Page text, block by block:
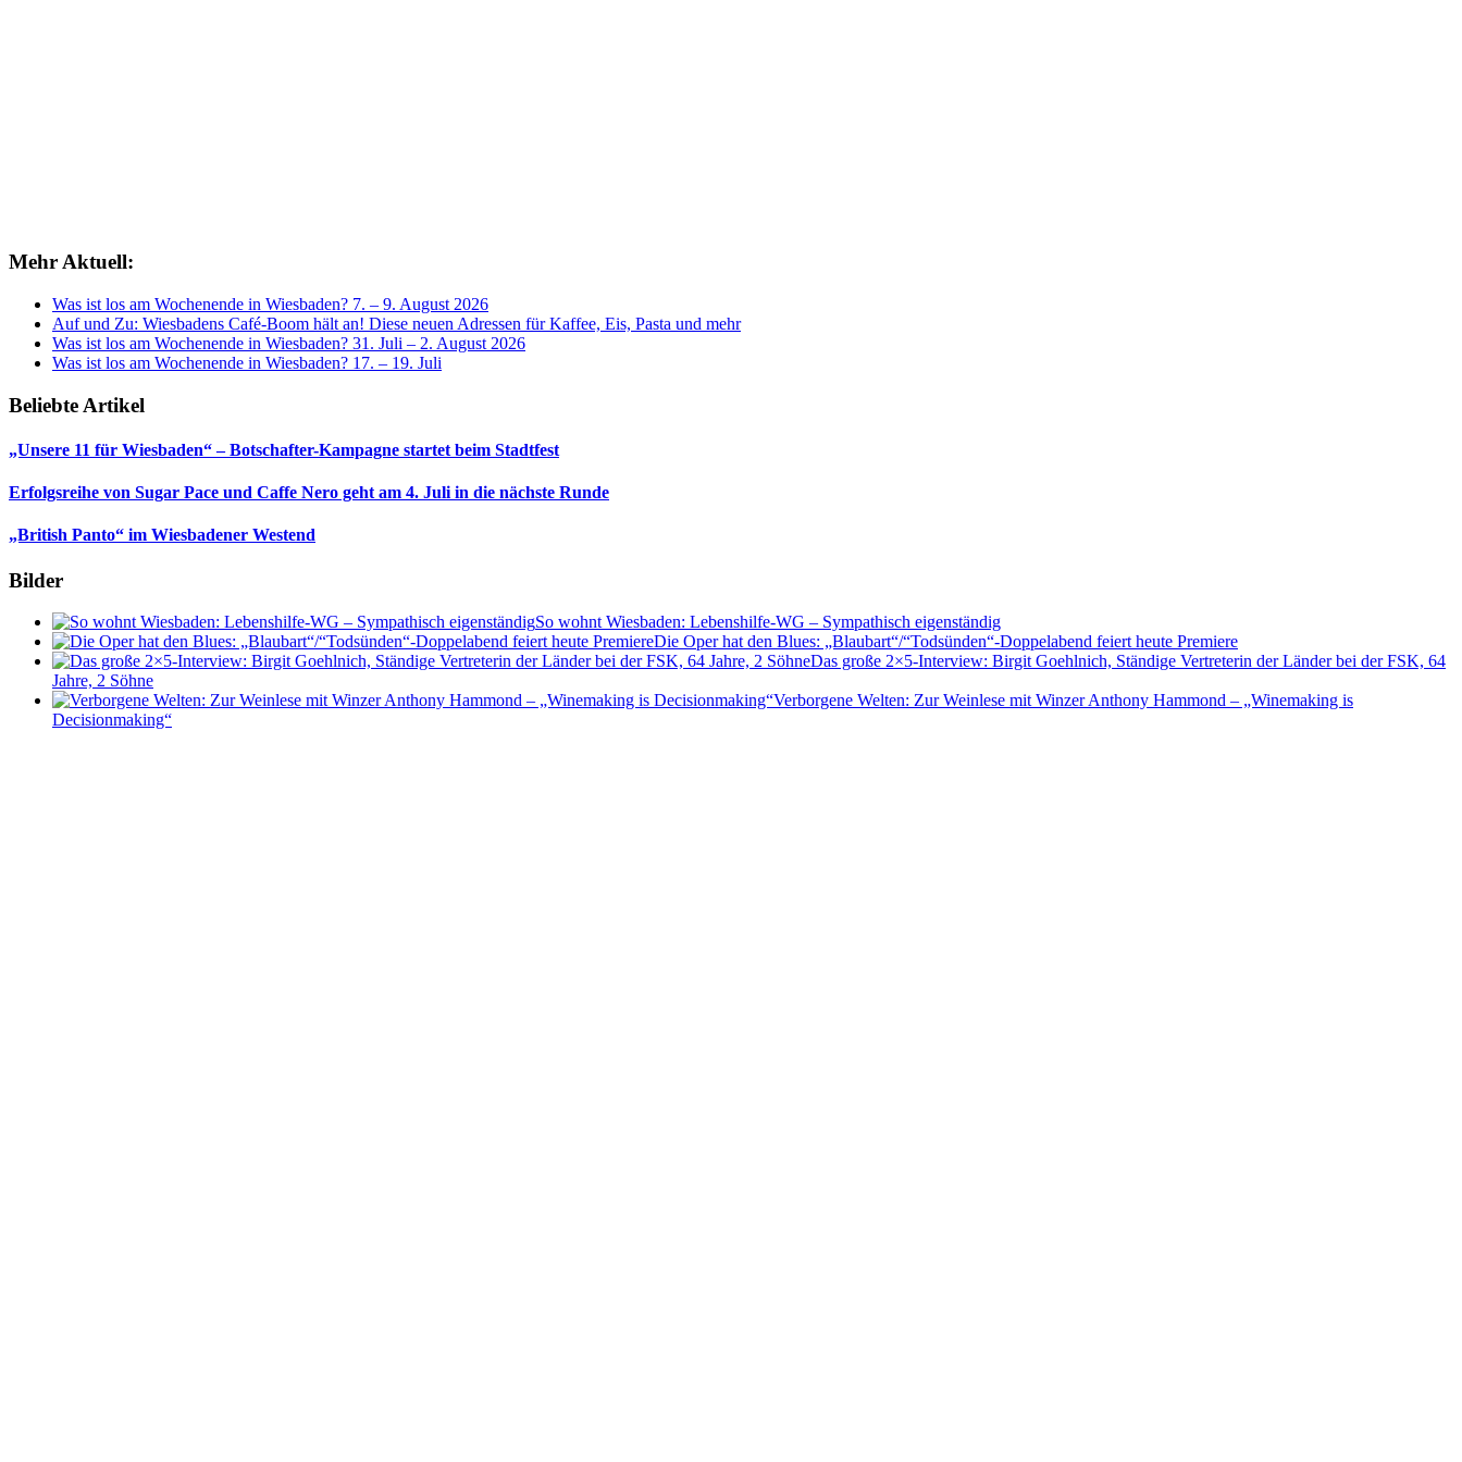
Mehr Aktuell:
Was ist los am Wochenende in Wiesbaden? 7. – 9. August 2026
Auf und Zu: Wiesbadens Café-Boom hält an! Diese neuen Adressen für Kaffee, Eis, Pasta und mehr
Was ist los am Wochenende in Wiesbaden? 31. Juli – 2. August 2026
Was ist los am Wochenende in Wiesbaden? 17. – 19. Juli
Beliebte Artikel
„Unsere 11 für Wiesbaden“ – Botschafter-Kampagne startet beim Stadtfest
Erfolgsreihe von Sugar Pace und Caffe Nero geht am 4. Juli in die nächste Runde
„British Panto“ im Wiesbadener Westend
Bilder
So wohnt Wiesbaden: Lebenshilfe-WG – Sympathisch eigenständig
Die Oper hat den Blues: „Blaubart“/“Todsünden“-Doppelabend feiert heute Premiere
Das große 2×5-Interview: Birgit Goehlnich, Ständige Vertreterin der Länder bei der FSK, 64
Jahre, 2 Söhne
Verborgene Welten: Zur Weinlese mit Winzer Anthony Hammond – „Winemaking is
Decisionmaking“